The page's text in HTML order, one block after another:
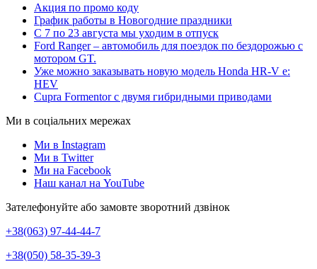
Акция по промо коду
График работы в Новогодние праздники
С 7 по 23 августа мы уходим в отпуск
Ford Ranger – автомобиль для поездок по бездорожью с
мотором GT.
Уже можно заказывать новую модель Honda HR-V e:
HEV
Cupra Formentor с двумя гибридными приводами
Ми в соціальних мережах
Ми в Instagram
Ми в Twitter
Ми на Facebook
Наш канал на YouTube
Зателефонуйте або замовте зворотний дзвінок
+38(063) 97-44-44-7
+38(050) 58-35-39-3